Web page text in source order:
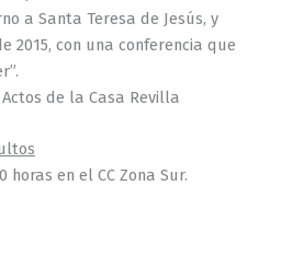
a Santa Teresa de Jesús, y
2015, con una conferencia que
de la Casa Revilla
horas en el CC Zona Sur.